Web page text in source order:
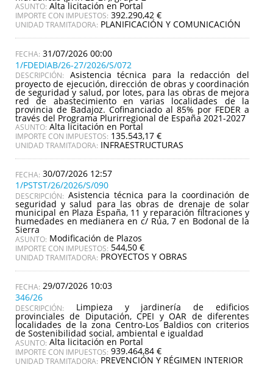
ASUNTO: Alta licitación en Portal
IMPORTE CON IMPUESTOS: 392.290,42 €
UNIDAD TRAMITADORA: PLANIFICACIÓN Y COMUNICACIÓN
31/07/2026 00:00
1/FDEDIAB/26-27/2026/S/072
DESCRIPCIÓN: Asistencia técnica para la redacción del
proyecto de ejecución, dirección de obras y coordinación
de seguridad y salud, por lotes, para las obras de mejora
red de abastecimiento en varias localidades de la
provincia de Badajoz. Cofinanciado al 85% por FEDER a
través del Programa Plurirregional de España 2021-2027
ASUNTO: Alta licitación en Portal
IMPORTE CON IMPUESTOS: 135.543,17 €
UNIDAD TRAMITADORA: INFRAESTRUCTURAS
30/07/2026 12:57
1/PSTST/26/2026/S/090
DESCRIPCIÓN: Asistencia técnica para la coordinación de
seguridad y salud para las obras de drenaje de solar
municipal en Plaza España, 11 y reparación filtraciones y
humedades en medianera en c/ Rúa, 7 en Bodonal de la
Sierra
ASUNTO: Modificación de Plazos
IMPORTE CON IMPUESTOS: 544,50 €
UNIDAD TRAMITADORA: PROYECTOS Y OBRAS
29/07/2026 10:03
346/26
DESCRIPCIÓN: Limpieza y jardinería de edificios
provinciales de Diputación, CPEI y OAR de diferentes
localidades de la zona Centro-Los Baldios con criterios
de Sostenibilidad social, ambiental e igualdad
ASUNTO: Alta licitación en Portal
IMPORTE CON IMPUESTOS: 939.464,84 €
UNIDAD TRAMITADORA: PREVENCIÓN Y RÉGIMEN INTERIOR